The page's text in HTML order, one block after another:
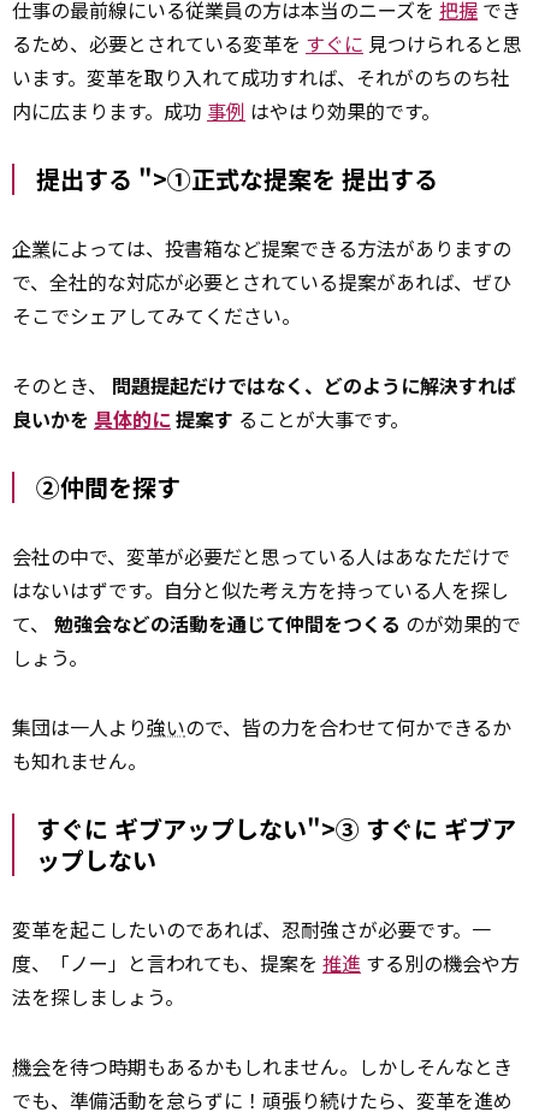
仕事の最前線にいる従業員の方は本当のニーズを 把握 でき
るため、必要とされている変革を すぐに 見つけられると思
います。変革を取り入れて成功すれば、それがのちのち社
内に広まります。成功 事例 はやはり効果的です。
提出する ">①正式な提案を 提出する
企業によっては、投書箱など提案できる方法がありますの
で、全社的な対応が必要とされている提案があれば、ぜひ
そこでシェアしてみてください。
そのとき、 問題提起だけではなく、どのように解決すれば
良いかを 具体的に提案す ることが大事です。
②仲間を探す
会社の中で、変革が必要だと思っている人はあなただけで
はないはずです。自分と似た考え方を持っている人を探し
て、 勉強会などの活動を通じて仲間をつくる のが効果的で
しょう。
集団は一人より強いので、皆の力を合わせて何かできるか
も知れません。
すぐに ギブアップしない">③ すぐに ギブア
ップしない
変革を起こしたいのであれば、忍耐強さが必要です。一
度、「ノー」と言われても、提案を 推進 する別の機会や方
法を探しましょう。
機会を待つ時期もあるかもしれません。しかしそんなとき
でも、準備活動を怠らずに！頑張り続けたら、変革を進め